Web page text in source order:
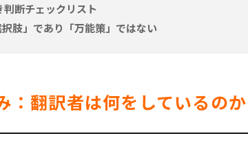
断チェックリスト
肢」であり「万能策」ではない
：翻訳者は何をしているのか